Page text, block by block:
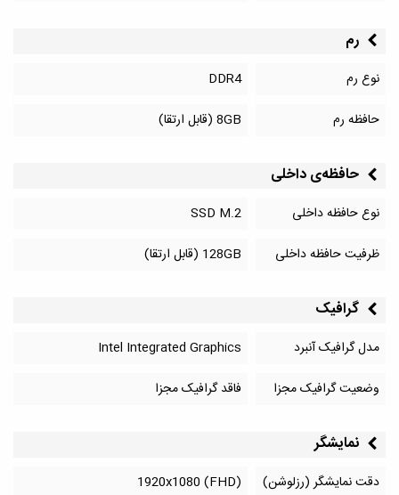
رم
نوع رم
DDR4
حافظه رم
8GB (قابل ارتقا)
حافظه‌‌ی داخلی
نوع حافظه داخلی
SSD M.2
ظرفیت حافظه داخلی
128GB (قابل ارتقا)
گرافیک
مدل گرافیک آنبرد
Intel Integrated Graphics
وضعیت گرافیک مجزا
فاقد گرافیک مجزا
نمایشگر
دقت نمایشگر (رزلوشن)
1920x1080 (FHD)